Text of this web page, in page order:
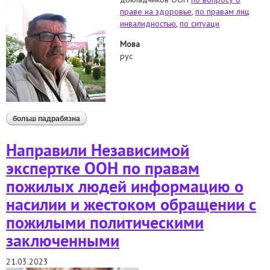
праве на здоровье, по правам лиц
инвалидностью, по ситуаци
Мова
рус
больш падрабязна аб обращение в специальные процедуры оон в
связи со смертью николая климовича
Направили Независимой
экспертке ООН по правам
пожилых людей информацию о
насилии и жестоком обращении с
пожилыми политическими
заключенными
21.03.2023